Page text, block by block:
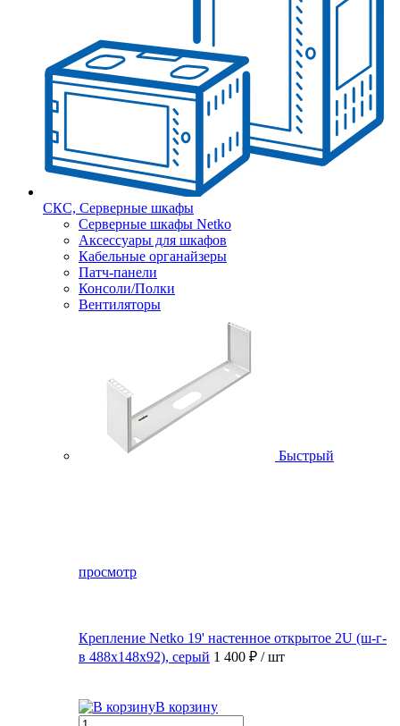
СКС, Серверные шкафы
Серверные шкафы Netko
Аксессуары для шкафов
Кабельные органайзеры
Патч-панели
Консоли/Полки
Вентиляторы
Быстрый
просмотр
Крепление Netko 19' настенное открытое 2U (ш-г-
в 488х148х92), серый 1 400 ₽ / шт
В корзину